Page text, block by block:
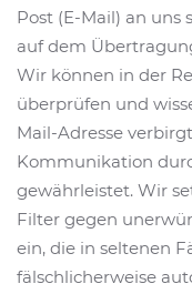
Post (E-Mail) an uns
auf dem
Wir können in der
überprüfen und
Mail-Adresse
Kommunikation
gewährleistet. Wir
Filter gegen
ein, die in seltenen
fälschlicherweise